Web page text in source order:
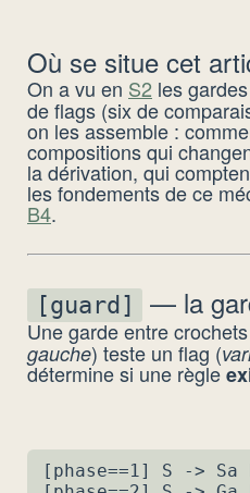
Où se situe cet
On a vu en S2 les gardes
de flags (six de
on les assemble :
compositions qui
la dérivation, qui
les fondements de ce
B4.
[guard] — la
Une garde entre crochets
gauche) teste un flag (
détermine si une règle
[phase==1] S ->